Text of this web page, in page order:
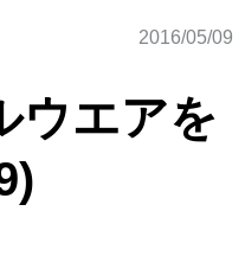
2016/05/09
ウエアを